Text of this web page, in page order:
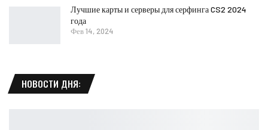
Лучшие карты и серверы для серфинга CS2 2024
года
Фев 14, 2024
НОВОСТИ ДНЯ: